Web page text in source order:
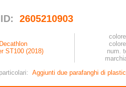
2605210903
ST100 (2018) num.
Aggiunti due parafanghi di